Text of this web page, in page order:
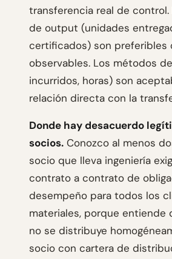
transferencia real de
de output (unidades
certificados) son preferibles
observables. Los métodos
incurridos, horas) son
relación directa con la
Donde hay desacuerdo
socios. Conozco al menos
socio que lleva ingeniería
contrato a contrato de
desempeño para todos los
materiales, porque entiende
no se distribuye
socio con cartera de